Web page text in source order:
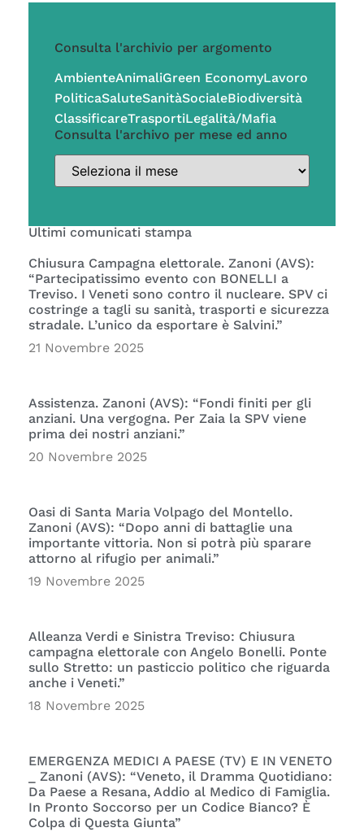
Consulta l'archivio per argomento
AmbienteAnimaliGreen EconomyLavoro
PoliticaSaluteSanitàSocialeBiodiversità
ClassificareTrasportiLegalità/Mafia
Consulta l'archivo per mese ed anno
Ultimi comunicati stampa
Chiusura Campagna elettorale. Zanoni (AVS):
“Partecipatissimo evento con BONELLI a
Treviso. I Veneti sono contro il nucleare. SPV ci
costringe a tagli su sanità, trasporti e sicurezza
stradale. L’unico da esportare è Salvini.”
21 Novembre 2025
Assistenza. Zanoni (AVS): “Fondi finiti per gli
anziani. Una vergogna. Per Zaia la SPV viene
prima dei nostri anziani.”
20 Novembre 2025
Oasi di Santa Maria Volpago del Montello.
Zanoni (AVS): “Dopo anni di battaglie una
importante vittoria. Non si potrà più sparare
attorno al rifugio per animali.”
19 Novembre 2025
Alleanza Verdi e Sinistra Treviso: Chiusura
campagna elettorale con Angelo Bonelli. Ponte
sullo Stretto: un pasticcio politico che riguarda
anche i Veneti.”
18 Novembre 2025
EMERGENZA MEDICI A PAESE (TV) E IN VENETO
_ Zanoni (AVS): “Veneto, il Dramma Quotidiano:
Da Paese a Resana, Addio al Medico di Famiglia.
In Pronto Soccorso per un Codice Bianco? È
Colpa di Questa Giunta”